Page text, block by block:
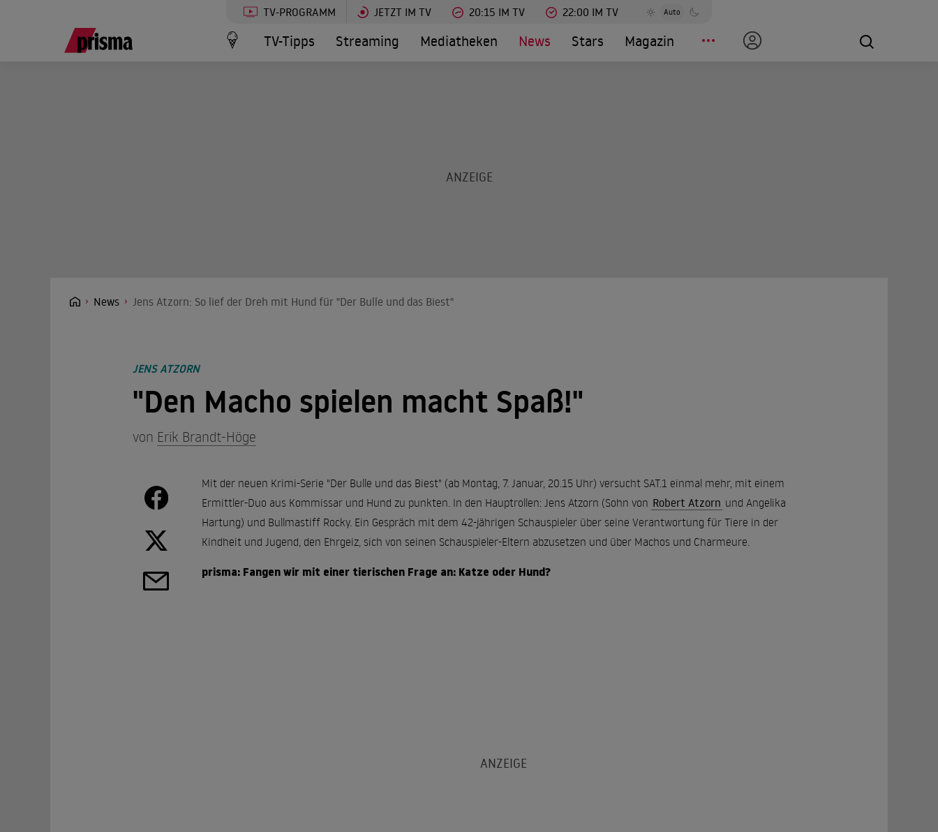
TV-PROGRAMM JETZT IM TV 20:15 IM TV 22:00 IM TV Auto
TV-Tipps Streaming Mediatheken News Stars Magazin
News Jens Atzorn: So lief der Dreh mit Hund für "Der Bulle und das Biest"
JENS ATZORN
"Den Macho spielen macht Spaß!"
von Erik Brandt-Höge
Mit der neuen Krimi-Serie "Der Bulle und das Biest" (ab Montag, 7. Januar, 20.15 Uhr) versucht SAT.1 einmal mehr, mit einem
Ermittler-Duo aus Kommissar und Hund zu punkten. In den Hauptrollen: Jens Atzorn (Sohn von Robert Atzorn und Angelika
Hartung) und Bullmastiff Rocky. Ein Gespräch mit dem 42-jährigen Schauspieler über seine Verantwortung für Tiere in der
Kindheit und Jugend, den Ehrgeiz, sich von seinen Schauspieler-Eltern abzusetzen und über Machos und Charmeure.
prisma: Fangen wir mit einer tierischen Frage an: Katze oder Hund?